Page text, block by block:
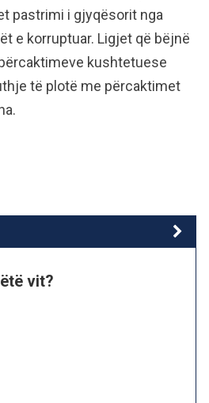
pastrimi i gjyqësorit nga
e korruptuar. Ligjet që bëjnë
kushtetuese
të plotë me përcaktimet
vit?